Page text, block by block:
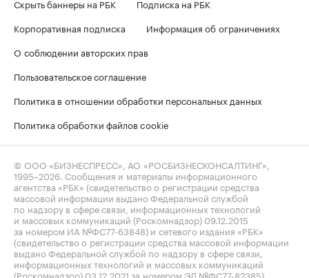
Скрыть баннеры на РБК
Подписка на РБК
Корпоративная подписка
Информация об ограничениях
О соблюдении авторских прав
Пользовательское соглашение
Политика в отношении обработки персональных данных
Политика обработки файлов cookie
© ООО «БИЗНЕСПРЕСС», АО «РОСБИЗНЕСКОНСАЛТИНГ»,
1995–2026 . Сообщения и материалы информационного
агентства «РБК» (свидетельство о регистрации средства
массовой информации выдано Федеральной службой
по надзору в сфере связи, информационных технологий
и массовых коммуникаций (Роскомнадзор) 09.12.2015
за номером ИА №ФС77-63848) и сетевого издания «РБК»
(свидетельство о регистрации средства массовой информации
выдано Федеральной службой по надзору в сфере связи,
информационных технологий и массовых коммуникаций
(Роскомнадзор) 03.12.2021 за номером ЭЛ №ФС77-82385)